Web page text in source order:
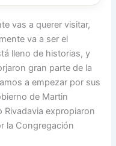
vas a querer visitar,
va a ser el
lleno de historias, y
gran parte de la
a empezar por sus
de Martin
Rivadavia expropiaron
la Congregación